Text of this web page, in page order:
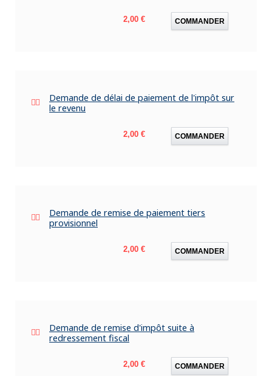
Prix
2,00 € COMMANDER
Demande de délai de paiement de l'impôt sur
le revenu
Prix
2,00 € COMMANDER
Demande de remise de paiement tiers
provisionnel
Prix
2,00 € COMMANDER
Demande de remise d'impôt suite à
redressement fiscal
Prix
2,00 € COMMANDER